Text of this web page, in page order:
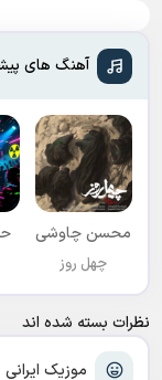
موزیک ایرانی
آهنگ های
محسن چاوشی
چهل روز
نظرات بسته شده اند